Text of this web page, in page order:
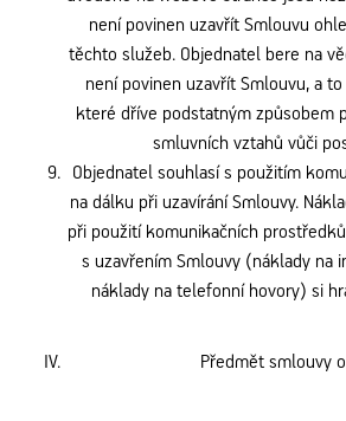
není povinen uzavřít Smlouvu
těchto služeb. Objednatel bere na
není povinen uzavřít Smlouvu, a
které dříve podstatným způsobem
smluvních vztahů vůči
Objednatel souhlasí s použitím
na dálku při uzavírání Smlouvy.
při použití komunikačních
s uzavřením Smlouvy (náklady na
náklady na telefonní hovory) si
Předmět smlouvy